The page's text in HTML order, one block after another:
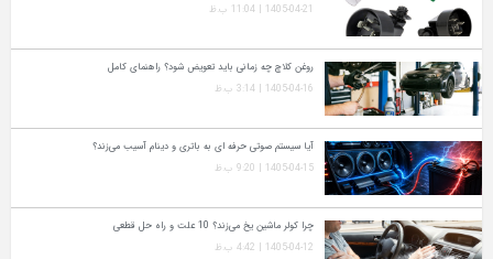
1405-04-21 | 11:04 ب.ظ
روغن کلاچ چه زمانی باید تعویض شود؟ راهنمای کامل
1405-04-16 | 3:14 ب.ظ
آیا سیستم صوتی حرفه‌ ای به باتری و دینام آسیب می‌زند؟
1405-04-15 | 9:20 ب.ظ
چرا کولر ماشین یخ می‌زند؟ 10 علت و راه‌ حل قطعی
1405-04-12 | 4:42 ب.ظ